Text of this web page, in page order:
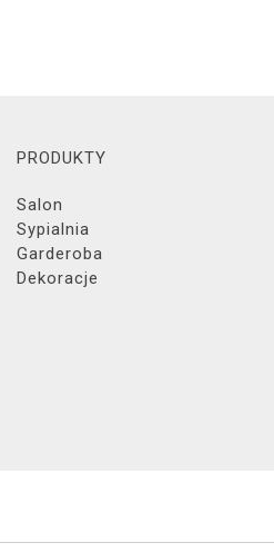
PRODUKTY
Salon
Sypialnia
Garderoba
Dekoracje